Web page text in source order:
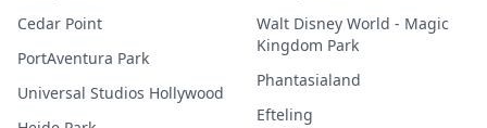
Cedar Point
PortAventura Park
Universal Studios Hollywood
Walt Disney World - Magic
Kingdom Park
Phantasialand
Efteling